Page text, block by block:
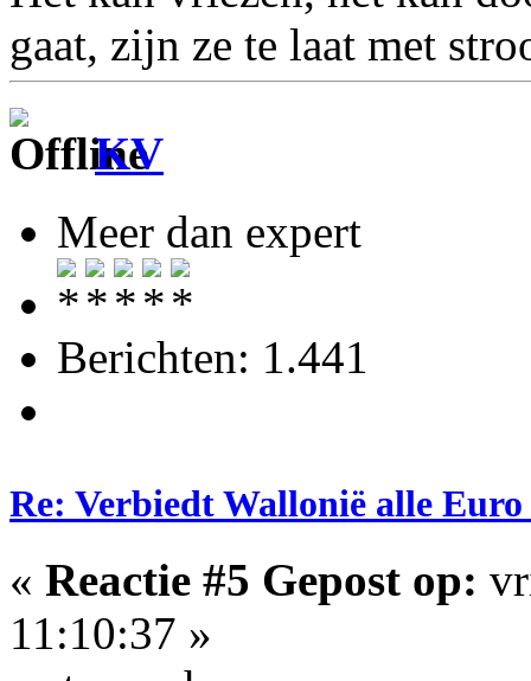
gaat, zijn ze te laat met
KV
Meer dan expert
Berichten: 1.441
Re: Verbiedt Wallonië alle Euro
« Reactie #5 Gepost op:
11:10:37 »